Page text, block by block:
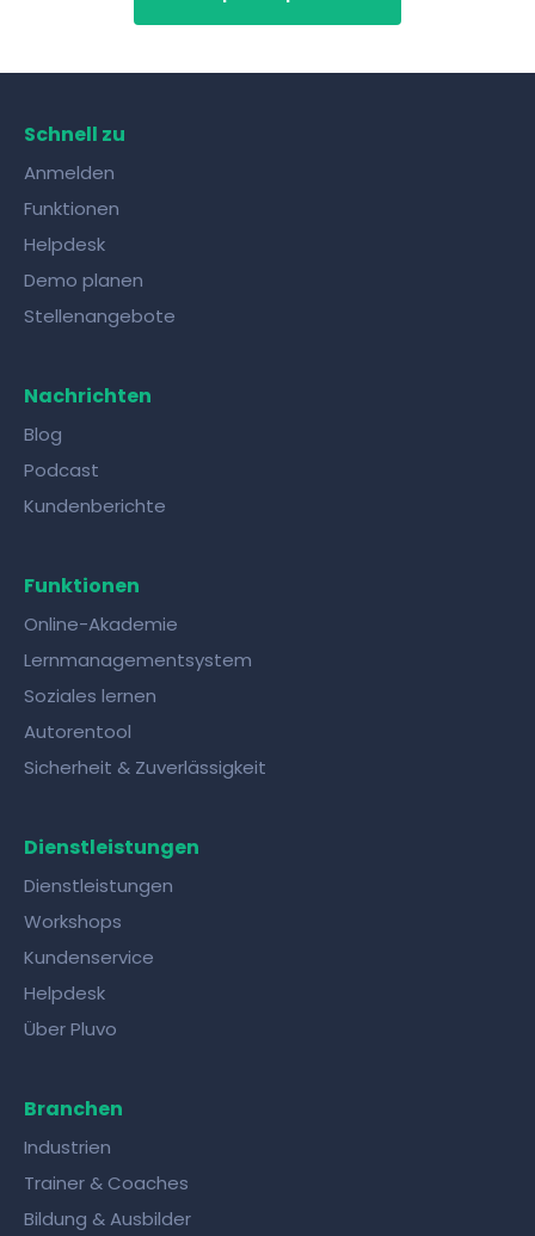
Schnell zu
Anmelden
Funktionen
Helpdesk
Demo planen
Stellenangebote
Nachrichten
Blog
Podcast
Kundenberichte
Funktionen
Online-Akademie
Lernmanagementsystem
Soziales lernen
Autorentool
Sicherheit & Zuverlässigkeit
Dienstleistungen
Dienstleistungen
Workshops
Kundenservice
Helpdesk
Über Pluvo
Branchen
Industrien
Trainer & Coaches
Bildung & Ausbilder